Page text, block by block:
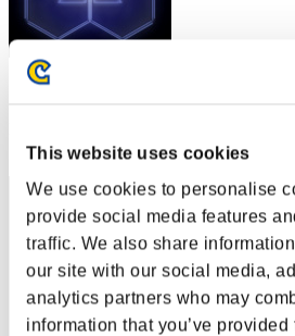
This website uses cookies
We use cookies to personalise
provide social media features
traffic. We also share
our site with our social media,
analytics partners who may
information that you’ve provided
スコア: -
122